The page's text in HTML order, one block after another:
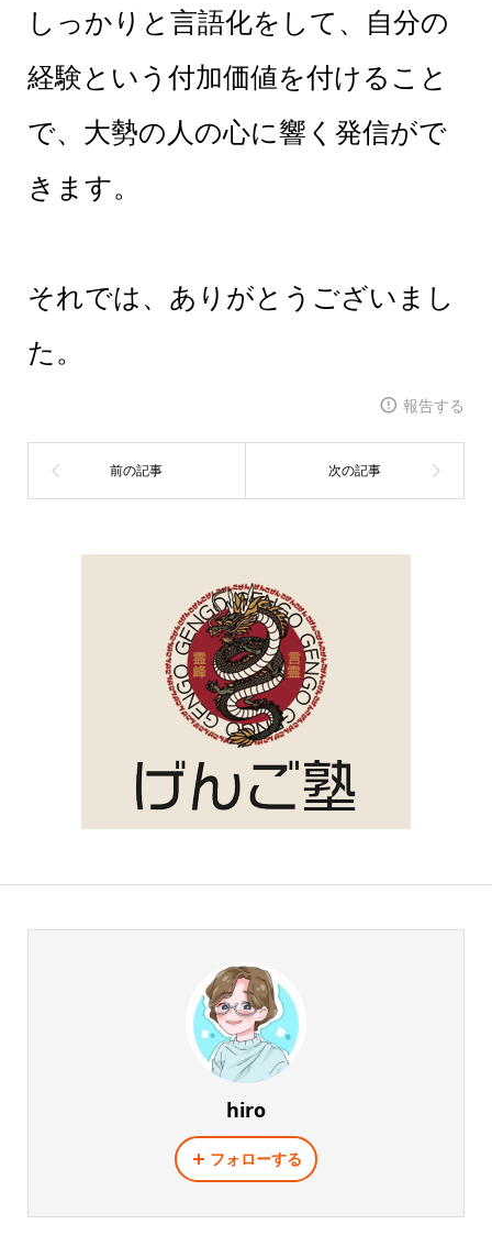
しっかりと言語化をして、自分の
経験という付加価値を付けること
で、大勢の人の心に響く発信がで
きます。
それでは、ありがとうございまし
た。
報告する
hiro
フォローする